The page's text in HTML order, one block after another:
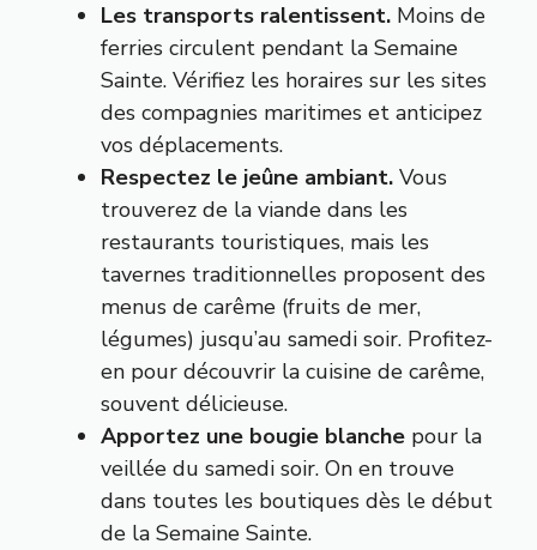
Les transports ralentissent. Moins de
ferries circulent pendant la Semaine
Sainte. Vérifiez les horaires sur les sites
des compagnies maritimes et anticipez
vos déplacements.
Respectez le jeûne ambiant. Vous
trouverez de la viande dans les
restaurants touristiques, mais les
tavernes traditionnelles proposent des
menus de carême (fruits de mer,
légumes) jusqu’au samedi soir. Profitez-
en pour découvrir la cuisine de carême,
souvent délicieuse.
Apportez une bougie blanche pour la
veillée du samedi soir. On en trouve
dans toutes les boutiques dès le début
de la Semaine Sainte.